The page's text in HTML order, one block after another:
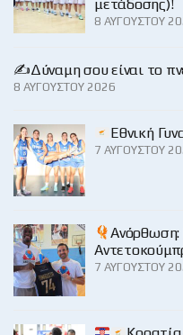
μετάδοσης)!
8 ΑΥΓΟΎΣΤΟΥ
✍️Δύναμη σου είναι το
8 ΑΥΓΟΎΣΤΟΥ 2026
Εθνική
7 ΑΥΓΟΎΣΤΟΥ
Ανόρθωση:
7 ΑΥΓΟΎΣΤΟΥ